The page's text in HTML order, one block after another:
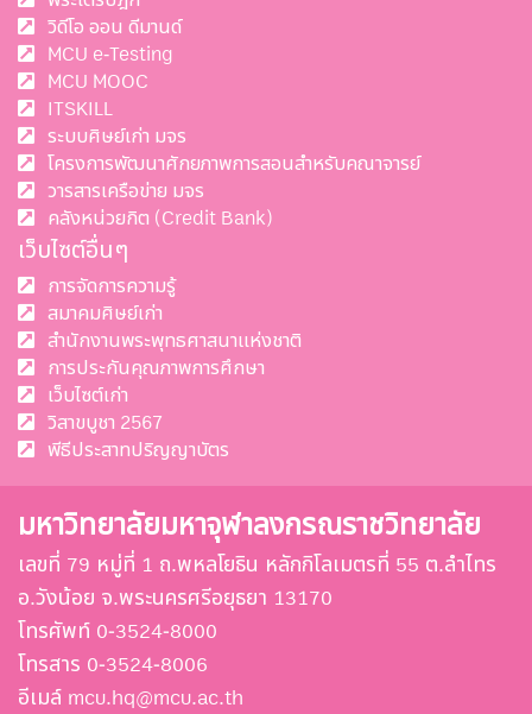
วิดีโอ ออน ดีมานด์
MCU e-Testing
MCU MOOC
ITSKILL
ระบบศิษย์เก่า มจร
โครงการพัฒนาศักยภาพการสอนสำหรับคณาจารย์
วารสารเครือข่าย มจร
คลังหน่วยกิต (Credit Bank)
เว็บไซต์อื่นๆ
การจัดการความรู้
สมาคมศิษย์เก่า
สำนักงานพระพุทธศาสนาแห่งชาติ
การประกันคุณภาพการศึกษา
เว็บไซต์เก่า
วิสาขบูชา 2567
พีธีประสาทปริญญาบัตร
มหาวิทยาลัยมหาจุฬาลงกรณราชวิทยาลัย
เลขที่ 79 หมู่ที่ 1 ถ.พหลโยธิน หลักกิโลเมตรที่ 55 ต.ลำไทร
อ.วังน้อย จ.พระนครศรีอยุธยา 13170
โทรศัพท์ 0-3524-8000
โทรสาร 0-3524-8006
อีเมล์ mcu.hq@mcu.ac.th